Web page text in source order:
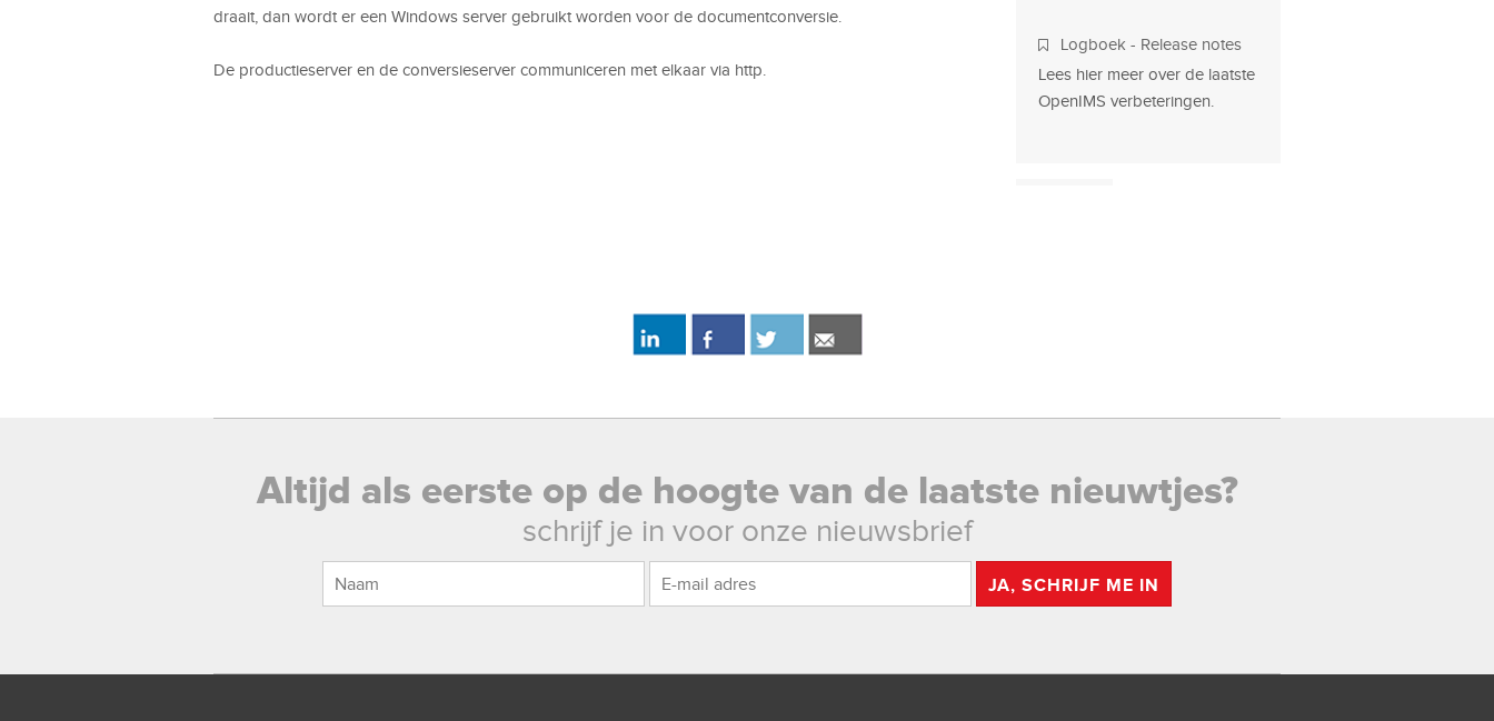
draait, dan wordt er een Windows server gebruikt worden voor de documentconversie.
De productieserver en de conversieserver communiceren met elkaar via http.
Logboek - Release notes
Lees hier meer over de laatste
OpenIMS verbeteringen.
Altijd als eerste op de hoogte van de laatste nieuwtjes?
schrijf je in voor onze nieuwsbrief
JA, SCHRIJF ME IN